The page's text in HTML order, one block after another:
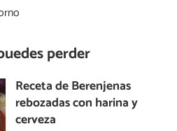
perder
Receta de Berenjenas
rebozadas con harina y
cerveza